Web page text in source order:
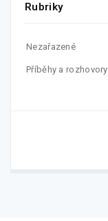
Rubriky
Nezařazené
Příběhy a rozhovory